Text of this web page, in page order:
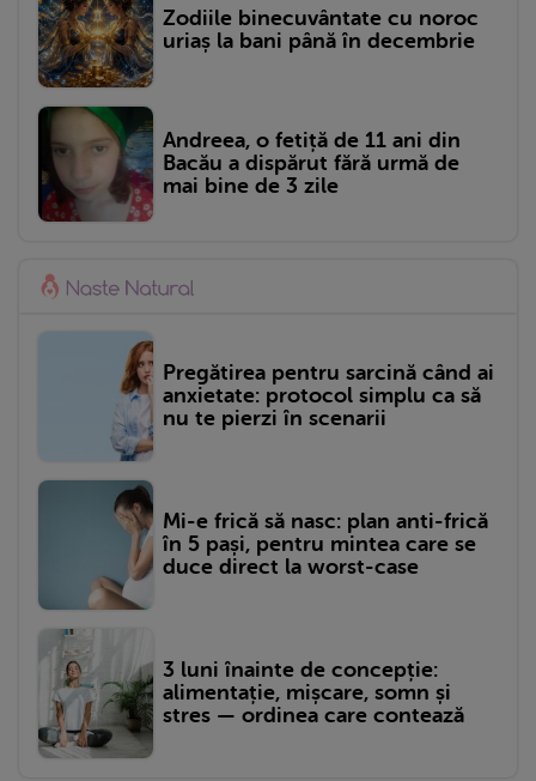
Zodiile binecuvântate cu noroc
uriaș la bani până în decembrie
Andreea, o fetiță de 11 ani din
Bacău a dispărut fără urmă de
mai bine de 3 zile
Pregătirea pentru sarcină când ai
anxietate: protocol simplu ca să
nu te pierzi în scenarii
Mi-e frică să nasc: plan anti-frică
în 5 pași, pentru mintea care se
duce direct la worst-case
3 luni înainte de concepție:
alimentație, mișcare, somn și
stres — ordinea care contează